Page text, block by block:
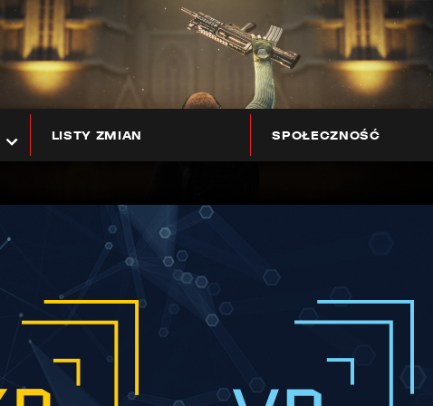
LISTY ZMIAN SPOŁECZNOŚĆ